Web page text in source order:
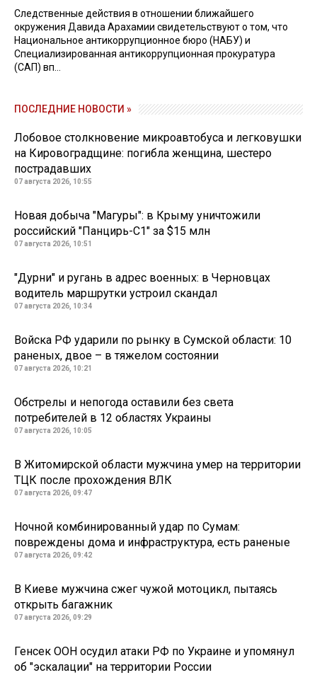
Следственные действия в отношении ближайшего
окружения Давида Арахамии свидетельствуют о том, что
Национальное антикоррупционное бюро (НАБУ) и
Специализированная антикоррупционная прокуратура
(САП) вп...
ПОСЛЕДНИЕ НОВОСТИ »
Лобовое столкновение микроавтобуса и легковушки
на Кировоградщине: погибла женщина, шестеро
пострадавших
07 августа 2026, 10:55
Новая добыча "Магуры": в Крыму уничтожили
российский "Панцирь-С1" за $15 млн
07 августа 2026, 10:51
"Дурни" и ругань в адрес военных: в Черновцах
водитель маршрутки устроил скандал
07 августа 2026, 10:34
Войска РФ ударили по рынку в Сумской области: 10
раненых, двое – в тяжелом состоянии
07 августа 2026, 10:21
Обстрелы и непогода оставили без света
потребителей в 12 областях Украины
07 августа 2026, 10:05
В Житомирской области мужчина умер на территории
ТЦК после прохождения ВЛК
07 августа 2026, 09:47
Ночной комбинированный удар по Сумам:
повреждены дома и инфраструктура, есть раненые
07 августа 2026, 09:42
В Киеве мужчина сжег чужой мотоцикл, пытаясь
открыть багажник
07 августа 2026, 09:29
Генсек ООН осудил атаки РФ по Украине и упомянул
об "эскалации" на территории России